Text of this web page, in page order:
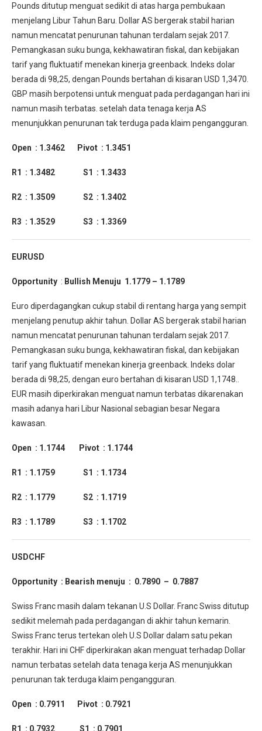
Pounds ditutup menguat sedikit di atas harga pembukaan
menjelang Libur Tahun Baru. Dollar AS bergerak stabil harian
namun mencatat penurunan tahunan terdalam sejak 2017.
Pemangkasan suku bunga, kekhawatiran fiskal, dan kebijakan
tarif yang fluktuatif menekan kinerja greenback. Indeks dolar
berada di 98,25, dengan Pounds bertahan di kisaran USD 1,3470.
GBP masih berpotensi untuk menguat pada perdagangan hari ini
namun masih terbatas. setelah data tenaga kerja AS
menunjukkan penurunan tak terduga pada klaim pengangguran.
Open : 1.3462 Pivot : 1.3451
R1 : 1.3482 S1 : 1.3433
R2 : 1.3509 S2 : 1.3402
R3 : 1.3529 S3 : 1.3369
EURUSD
Opportunity : Bullish Menuju 1.1779 – 1.1789
Euro diperdagangkan cukup stabil di rentang harga yang sempit
menjelang penutup akhir tahun. Dollar AS bergerak stabil harian
namun mencatat penurunan tahunan terdalam sejak 2017.
Pemangkasan suku bunga, kekhawatiran fiskal, dan kebijakan
tarif yang fluktuatif menekan kinerja greenback. Indeks dolar
berada di 98,25, dengan euro bertahan di kisaran USD 1,1748..
EUR masih diperkirakan menguat namun terbatas dikarenakan
masih adanya hari Libur Nasional sebagian besar Negara
kawasan.
Open : 1.1744 Pivot : 1.1744
R1 : 1.1759 S1 : 1.1734
R2 : 1.1779 S2 : 1.1719
R3 : 1.1789 S3 : 1.1702
USDCHF
Opportunity : Bearish menuju : 0.7890 – 0.7887
Swiss Franc masih dalam tekanan U.S Dollar. Franc Swiss ditutup
sedikit melemah pada perdagangan di akhir tahun kemarin.
Swiss Franc terus tertekan oleh U.S Dollar dalam satu pekan
terakhir. Hari ini CHF diperkirakan akan menguat terhadap Dollar
namun terbatas setelah data tenaga kerja AS menunjukkan
penurunan tak terduga klaim pengangguran.
Open : 0.7911 Pivot : 0.7921
R1 : 0.7932 S1 : 0.7901